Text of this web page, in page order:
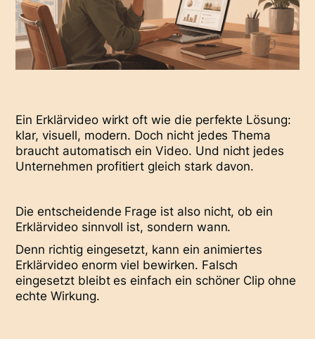
Ein Erklärvideo wirkt oft wie die perfekte Lösung:
klar, visuell, modern. Doch nicht jedes Thema
braucht automatisch ein Video. Und nicht jedes
Unternehmen profitiert gleich stark davon.
Die entscheidende Frage ist also nicht, ob ein
Erklärvideo sinnvoll ist, sondern wann.
Denn richtig eingesetzt, kann ein animiertes
Erklärvideo enorm viel bewirken. Falsch
eingesetzt bleibt es einfach ein schöner Clip ohne
echte Wirkung.